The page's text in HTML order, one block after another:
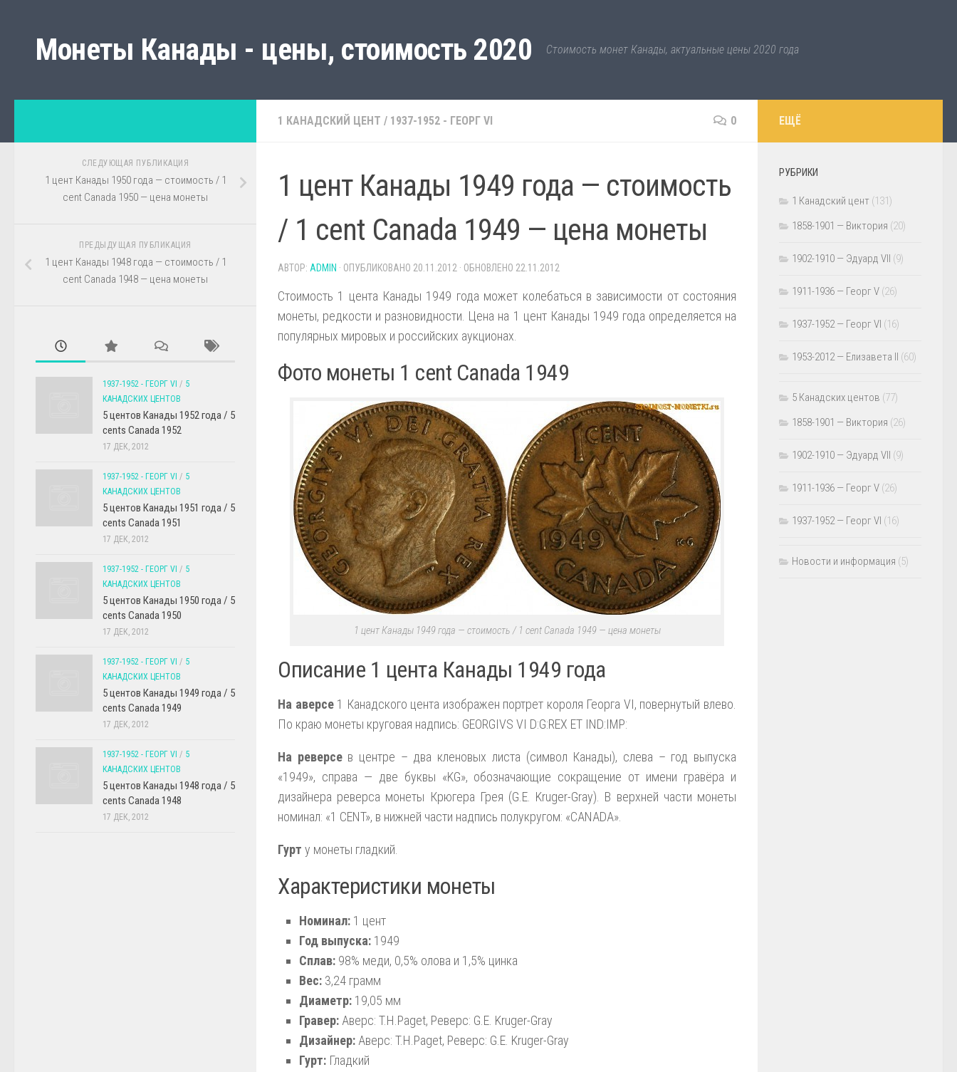
Монеты Канады - цены, стоимость 2020 Стоимость монет Канады, актуальные цены 2020 года
1 КАНАДСКИЙ ЦЕНТ / 1937-1952 - ГЕОРГ VI 0
1 цент Канады 1949 года — стоимость
/ 1 cent Canada 1949 — цена монеты
АВТОР: ADMIN · ОПУБЛИКОВАНО 20.11.2012 · ОБНОВЛЕНО 22.11.2012
Стоимость 1 цента Канады 1949 года может колебаться в зависимости от состояния
монеты, редкости и разновидности. Цена на 1 цент Канады 1949 года определяется на
популярных мировых и российских аукционах.
Фото монеты 1 cent Canada 1949
1 цент Канады 1949 года — стоимость / 1 cent Canada 1949 — цена монеты
Описание 1 цента Канады 1949 года
На аверсе1 Канадского цента изображен портрет короля Георга VI, повернутый влево.
По краю монеты круговая надпись: GEORGIVS VI D:G:REX ET IND:IMP:
На реверсев центре – два кленовых листа (символ Канады), слева – год выпуска
«1949», справа — две буквы «KG», обозначающие сокращение от имени гравёра и
дизайнера реверса монеты Крюгера Грея (G.E. Kruger-Gray). В верхней части монеты
номинал: «1 CENT», в нижней части надпись полукругом: «CANADA».
Гурт у монеты гладкий.
Характеристики монеты
Номинал: 1 цент
Год выпуска: 1949
Сплав: 98% меди, 0,5% олова и 1,5% цинка
Вес: 3,24 грамм
Диаметр: 19,05 мм
Гравер: Аверс: T.H.Paget, Реверс: G.E. Kruger-Gray
Дизайнер: Аверс: T.H.Paget, Реверс: G.E. Kruger-Gray
Гурт: Гладкий
СЛЕДУЮЩАЯ ПУБЛИКАЦИЯ
1 цент Канады 1950 года — стоимость / 1
cent Canada 1950 — цена монеты
ПРЕДЫДУЩАЯ ПУБЛИКАЦИЯ
1 цент Канады 1948 года — стоимость / 1
cent Canada 1948 — цена монеты
1937-1952 - ГЕОРГ VI / 5
КАНАДСКИХ ЦЕНТОВ
5 центов Канады 1952 года / 5
cents Canada 1952
17 ДЕК, 2012
1937-1952 - ГЕОРГ VI / 5
КАНАДСКИХ ЦЕНТОВ
5 центов Канады 1951 года / 5
cents Canada 1951
17 ДЕК, 2012
1937-1952 - ГЕОРГ VI / 5
КАНАДСКИХ ЦЕНТОВ
5 центов Канады 1950 года / 5
cents Canada 1950
17 ДЕК, 2012
1937-1952 - ГЕОРГ VI / 5
КАНАДСКИХ ЦЕНТОВ
5 центов Канады 1949 года / 5
cents Canada 1949
17 ДЕК, 2012
1937-1952 - ГЕОРГ VI / 5
КАНАДСКИХ ЦЕНТОВ
5 центов Канады 1948 года / 5
cents Canada 1948
17 ДЕК, 2012
ЕЩЁ
РУБРИКИ
1 Канадский цент (131)
1858-1901 — Виктория (20)
1902-1910 — Эдуард VII (9)
1911-1936 — Георг V (26)
1937-1952 — Георг VI (16)
1953-2012 — Елизавета II (60)
5 Канадских центов (77)
1858-1901 — Виктория (26)
1902-1910 — Эдуард VII (9)
1911-1936 — Георг V (26)
1937-1952 — Георг VI (16)
Новости и информация (5)